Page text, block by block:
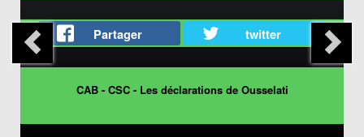
Partager twitter
CAB - CSC - Les déclarations de Ousselati